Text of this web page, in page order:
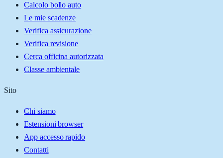
Calcolo bollo auto
Le mie scadenze
Verifica assicurazione
Verifica revisione
Cerca officina autorizzata
Classe ambientale
Sito
Chi siamo
Estensioni browser
App accesso rapido
Contatti